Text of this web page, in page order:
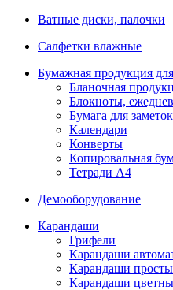
Ватные диски, палочки
Салфетки влажные
Бумажная продукция
Бланочная
Блокноты,
Бумага для
Календари
Конверты
Копировальная
Тетради А4
Демооборудование
Карандаши
Грифели
Карандаши
Карандаши
Карандаши